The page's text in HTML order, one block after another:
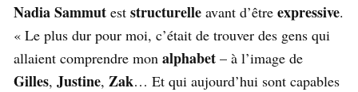
Nadia Sammut est structurelle avant d’être expressive.
« Le plus dur pour moi, c’était de trouver des gens qui
allaient comprendre mon alphabet – à l’image de
Gilles, Justine, Zak… Et qui aujourd’hui sont capables